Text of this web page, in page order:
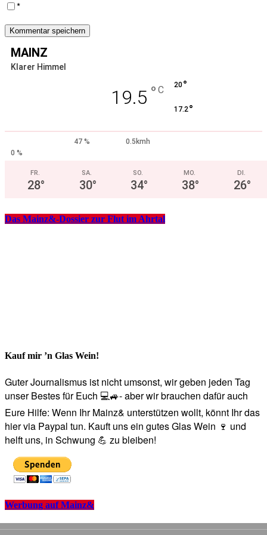
*
MAINZ
Klarer Himmel
19.5 ° C 20°
17.2°
47 %
0.5kmh
0 %
FR.
28°
SA.
30°
SO.
34°
MO.
38°
DI.
26°
Das Mainz&-Dossier zur Flut im Ahrtal
Kauf mir ’n Glas Wein!
Guter Journalismus ist nicht umsonst, wir geben jeden Tag
unser Bestes für Euch 💻🚙- aber wir brauchen dafür auch
Eure Hilfe: Wenn Ihr Mainz& unterstützen wollt, könnt Ihr das
hier via Paypal tun. Kauft uns ein gutes Glas Wein 🍷 und
helft uns, in Schwung 💪 zu bleiben!
Werbung auf Mainz&